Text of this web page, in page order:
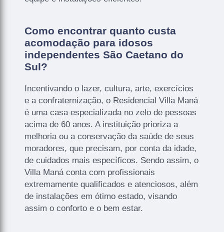
Como encontrar quanto custa
acomodação para idosos
independentes São Caetano do
Sul?
Incentivando o lazer, cultura, arte, exercícios
e a confraternização, o Residencial Villa Maná
é uma casa especializada no zelo de pessoas
acima de 60 anos. A instituição prioriza a
melhoria ou a conservação da saúde de seus
moradores, que precisam, por conta da idade,
de cuidados mais específicos. Sendo assim, o
Villa Maná conta com profissionais
extremamente qualificados e atenciosos, além
de instalações em ótimo estado, visando
assim o conforto e o bem estar.